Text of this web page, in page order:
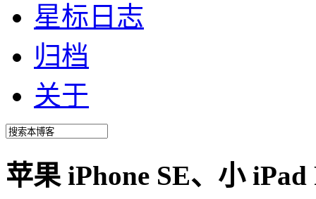
星标日志
归档
关于
苹果 iPhone SE、小